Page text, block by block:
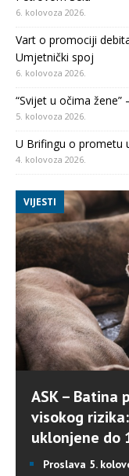
6. kolovoza 2026.
Vart o promociji
Umjetnički spoj
6. kolovoza 2026.
“Svijet u očima žene”
5. kolovoza 2026.
U Brifingu o prometu
4. kolovoza 2026.
VIJESTI
ASK – Batina
visokog
uklonjene do
Proslava 5.